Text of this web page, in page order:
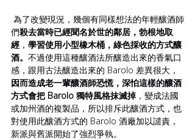
為了改變現況，幾個有同樣想法的年輕釀酒師
們殺去當時已經聞名於世的鄰居，勃根地取
經 ， 學習使用小型橡木桶，綠色採收的方式釀
酒。 不過使用這種釀酒法所釀造出來的香氣口
感，跟用古法釀造出來的 Barolo 差異很大，
因而造成老一輩釀酒師恐慌，深怕這樣的釀酒
方式會把 Barolo 獨特風格抹滅掉，變成法國
或加州酒的複製品，所以排斥此釀酒方式，也
對使用此釀酒方式的 Barolo 酒廠加以譴責，
新派與舊派開始了強烈爭執。